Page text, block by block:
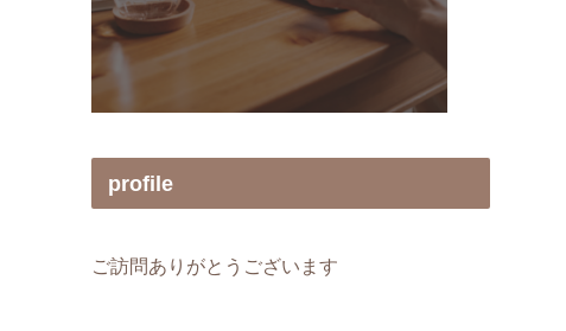
profile
ご訪問ありがとうございます